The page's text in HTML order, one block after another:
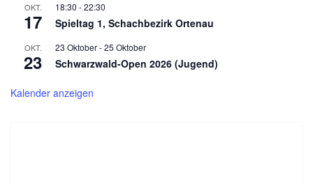
OKT.
17
18:30 -22:30
Spieltag 1, Schachbezirk Ortenau
OKT.
23
23 Oktober-25 Oktober
Schwarzwald-Open 2026 (Jugend)
Kalender anzeigen